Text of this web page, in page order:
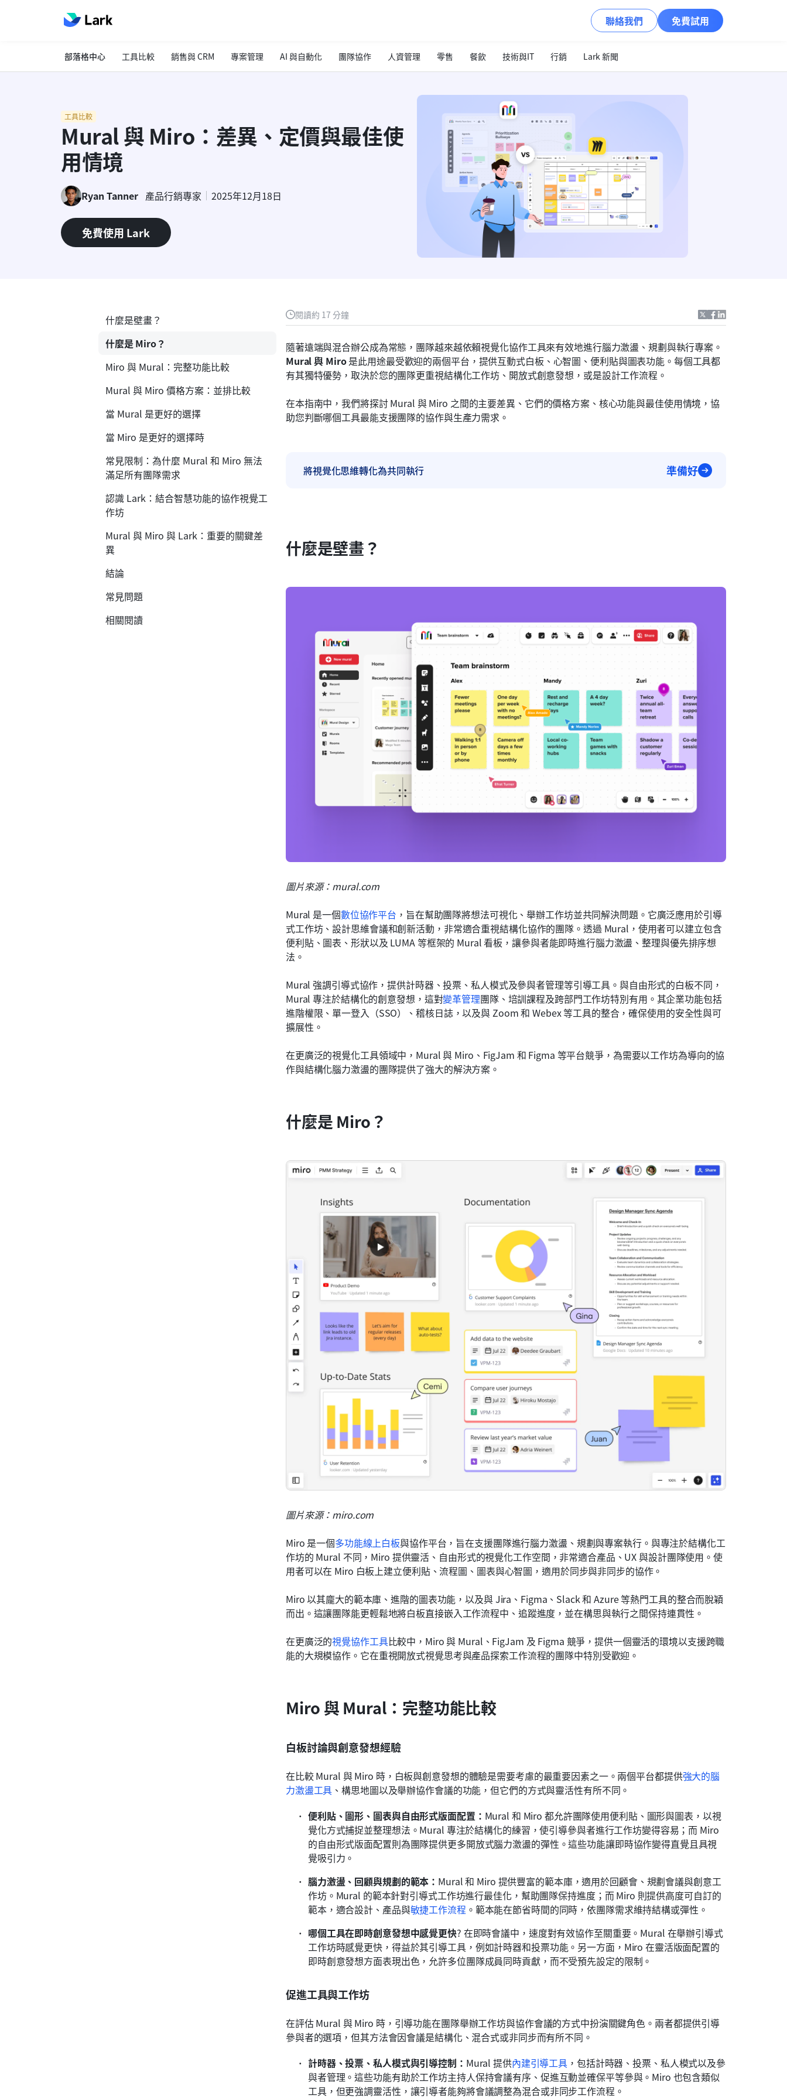
聯絡我們 免費試用
部落格中心 工具比較 銷售與 CRM 專案管理 AI 與自動化 團隊協作 人資管理 零售 餐飲 技術與IT 行銷 Lark 新聞
工具比較
Mural 與 Miro：差異、定價與最佳使
用情境
Ryan Tanner 產品行銷專家 2025年12月18日
免費使用 Lark
閱讀約 17 分鐘
隨著遠端與混合辦公成為常態，團隊越來越依賴視覺化協作工具來有效地進行腦力激盪、規劃與執行專案。
Mural 與 Miro 是此用途最受歡迎的兩個平台，提供互動式白板、心智圖、便利貼與圖表功能。每個工具都
有其獨特優勢，取決於您的團隊更重視結構化工作坊、開放式創意發想，或是設計工作流程。
在本指南中，我們將探討 Mural 與 Miro 之間的主要差異、它們的價格方案、核心功能與最佳使用情境，協
助您判斷哪個工具最能支援團隊的協作與生產力需求。
將視覺化思維轉化為共同執行 準備好
什麼是壁畫？
圖片來源：mural.com
Mural 是一個數位協作平台 ，旨在幫助團隊將想法可視化、舉辦工作坊並共同解決問題。它廣泛應用於引導
式工作坊、設計思維會議和創新活動，非常適合重視結構化協作的團隊。透過 Mural，使用者可以建立包含
便利貼、圖表、形狀以及 LUMA 等框架的 Mural 看板，讓參與者能即時進行腦力激盪、整理與優先排序想
法。
Mural 強調引導式協作，提供計時器、投票、私人模式及參與者管理等引導工具。與自由形式的白板不同，
Mural 專注於結構化的創意發想，這對變革管理團隊、培訓課程及跨部門工作坊特別有用。其企業功能包括
進階權限、單一登入（SSO）、稽核日誌，以及與 Zoom 和 Webex 等工具的整合，確保使用的安全性與可
擴展性。
在更廣泛的視覺化工具領域中，Mural 與 Miro、FigJam 和 Figma 等平台競爭，為需要以工作坊為導向的協
作與結構化腦力激盪的團隊提供了強大的解決方案。
什麼是 Miro？
圖片來源：miro.com
Miro 是一個多功能線上白板與協作平台，旨在支援團隊進行腦力激盪、規劃與專案執行。與專注於結構化工
作坊的 Mural 不同，Miro 提供靈活、自由形式的視覺化工作空間，非常適合產品、UX 與設計團隊使用。使
用者可以在 Miro 白板上建立便利貼、流程圖、圖表與心智圖，適用於同步與非同步的協作。
Miro 以其龐大的範本庫、進階的圖表功能，以及與 Jira、Figma、Slack 和 Azure 等熱門工具的整合而脫穎
而出。這讓團隊能更輕鬆地將白板直接嵌入工作流程中、追蹤進度，並在構思與執行之間保持連貫性。
在更廣泛的視覺協作工具比較中，Miro 與 Mural、FigJam 及 Figma 競爭，提供一個靈活的環境以支援跨職
能的大規模協作。它在重視開放式視覺思考與產品探索工作流程的團隊中特別受歡迎。
Miro 與 Mural：完整功能比較
白板討論與創意發想經驗
在比較 Mural 與 Miro 時，白板與創意發想的體驗是需要考慮的最重要因素之一。兩個平台都提供強大的腦
力激盪工具 、構思地圖以及舉辦協作會議的功能，但它們的方式與靈活性有所不同。
便利貼、圖形、圖表與自由形式版面配置： Mural 和 Miro 都允許團隊使用便利貼、圖形與圖表，以視
覺化方式捕捉並整理想法。Mural 專注於結構化的練習，使引導參與者進行工作坊變得容易；而 Miro
的自由形式版面配置則為團隊提供更多開放式腦力激盪的彈性。這些功能讓即時協作變得直覺且具視
覺吸引力。
腦力激盪、回顧與規劃的範本： Mural 和 Miro 提供豐富的範本庫，適用於回顧會、規劃會議與創意工
作坊。Mural 的範本針對引導式工作坊進行最佳化，幫助團隊保持進度；而 Miro 則提供高度可自訂的
範本，適合設計、產品與敏捷工作流程 。範本能在節省時間的同時，依團隊需求維持結構或彈性。
哪個工具在即時創意發想中感覺更快? 在即時會議中，速度對有效協作至關重要。Mural 在舉辦引導式
工作坊時感覺更快，得益於其引導工具，例如計時器和投票功能。另一方面，Miro 在靈活版面配置的
即時創意發想方面表現出色，允許多位團隊成員同時貢獻，而不受預先設定的限制。
促進工具與工作坊
在評估 Mural 與 Miro 時，引導功能在團隊舉辦工作坊與協作會議的方式中扮演關鍵角色。兩者都提供引導
參與者的選項，但其方法會因會議是結構化、混合式或非同步而有所不同。
計時器、投票、私人模式與引導控制： Mural 提供內建引導工具 ，包括計時器、投票、私人模式以及參
與者管理。這些功能有助於工作坊主持人保持會議有序、促進互動並確保平等參與。Miro 也包含類似
工具，但更強調靈活性，讓引導者能夠將會議調整為混合或非同步工作流程。
什麼是壁畫？
什麼是 Miro？
Miro 與 Mural：完整功能比較
Mural 與 Miro 價格方案：並排比較
當 Mural 是更好的選擇
當 Miro 是更好的選擇時
常見限制：為什麼 Mural 和 Miro 無法
滿足所有團隊需求
認識 Lark：結合智慧功能的協作視覺工
作坊
Mural 與 Miro 與 Lark：重要的關鍵差
異
結論
常見問題
相關閱讀